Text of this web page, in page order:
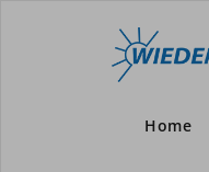
Home